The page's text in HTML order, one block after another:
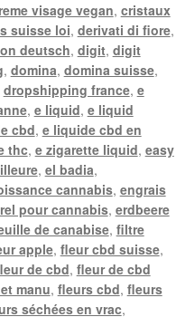
visage vegan, cristaux
suisse loi, derivati di fiore,
deutsch, digit, digit
, domina, domina suisse,
dropshipping france, e
, e liquid, e liquid
cbd, e liquide cbd en
thc, e zigarette liquid, easy
, el badia,
cannabis, engrais
pour cannabis, erdbeere
de canabise, filtre
apple, fleur cbd suisse,
de cbd, fleur de cbd
manu, fleurs cbd, fleurs
séchées en vrac,